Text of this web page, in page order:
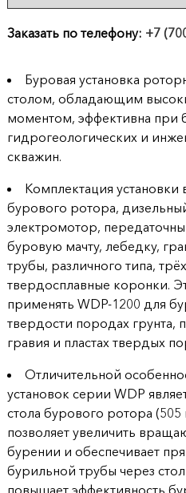
продукции
Оставить
заявку
Контакты
Заказать по телефону: +7
Буровая установка
столом, обладающим
моментом, эффективна при
гидрогеологических и
скважин.
Комплектация установки
бурового ротора,
электромотор,
буровую мачту, лебедку,
трубы, различного типа,
твердосплавные коронки.
применять WDP-1200 для
твердости породах грунта,
гравия и пластах твердых
Отличительной
установок серии WDP
стола бурового ротора
позволяет увеличить
бурении и обеспечивает
бурильной трубы через
повышает эффективность